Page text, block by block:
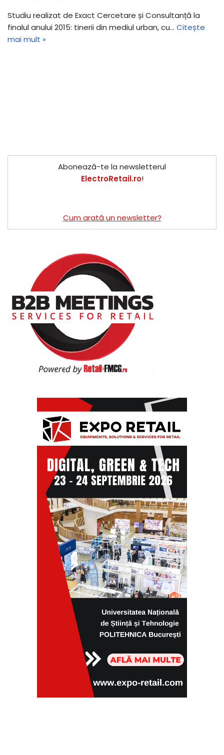
Studiu realizat de Exact Cercetare și Consultanță la
finalul anului 2015: tinerii din mediul urban, cu… Citește
mai mult »
Abonează-te la newsletterul
ElectroRetail.ro!
Cum arată un newsletter?